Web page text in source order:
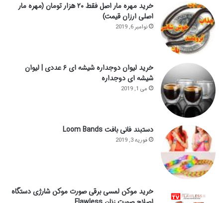
خرید مهره مار اصل فقط ۲۰ هزار تومان (مهره مار
اصلی ارزان قیمت)
نوامبر 6, 2019
خرید لیوان دوجداره شیشه ای ۶ عددی | لیوان
شیشه ای دوجداره
می 1, 2019
دستبند فانی بافت Loom Bands
فوریه 3, 2019
خرید موکن لمسی برقی صورت موکن شارژی دستگاه